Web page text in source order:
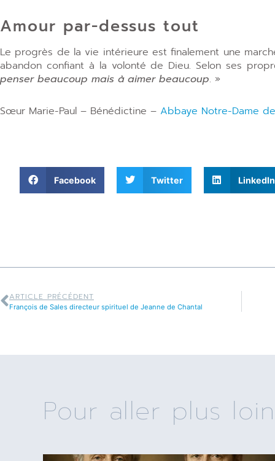
Amour par-dessus tout
Le progrès de la vie intérieure est finalement une
abandon confiant à la volonté de Dieu. Selon ses
penser beaucoup mais à aimer beaucoup. »
Sœur Marie-Paul – Bénédictine – Abbaye Notre-Dame
Facebook Twitter LinkedIn
ARTICLE PRÉCÉDENT
François de Sales directeur spirituel de Jeanne de Chantal
Pour aller plus loin